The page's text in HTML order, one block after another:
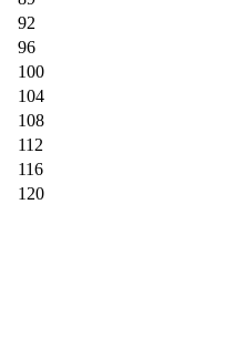
92
96
100
104
108
112
116
120